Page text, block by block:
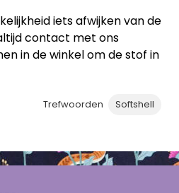
iets afwijken van de
contact met ons
in de winkel om de stof in
Trefwoorden Softshell